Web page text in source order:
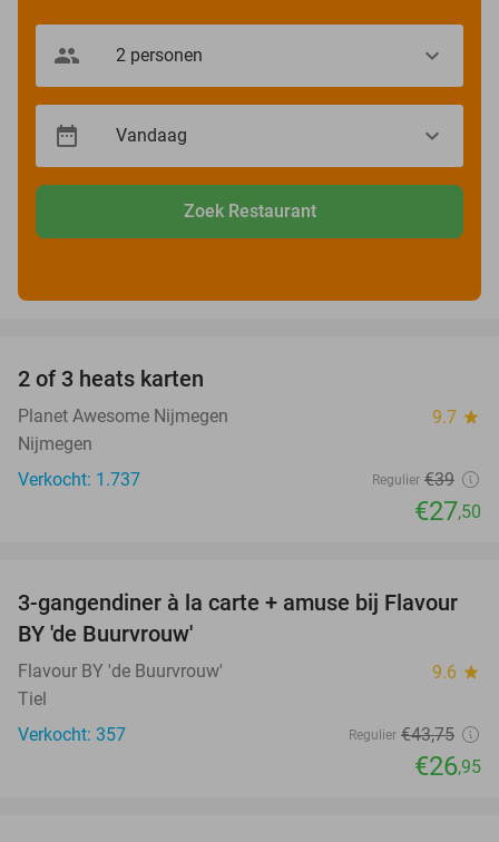
Zoek Restaurant
2 of 3 heats karten
Planet Awesome Nijmegen 9.7 star
Nijmegen
Verkocht: 1.737
Regulier €39
€27,50
38%
3-gangendiner à la carte + amuse bij Flavour
BY 'de Buurvrouw'
Flavour BY 'de Buurvrouw' 9.6 star
Tiel
Verkocht: 357
Regulier €43,75
€26,95